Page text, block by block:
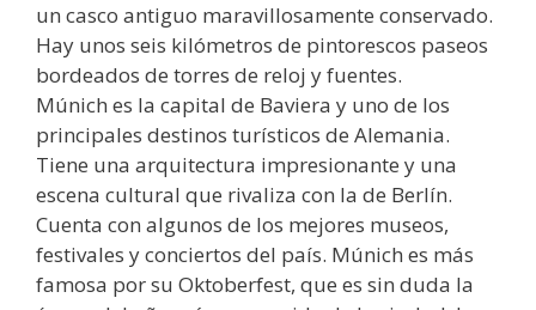
un casco antiguo maravillosamente conservado.
Hay unos seis kilómetros de pintorescos paseos
bordeados de torres de reloj y fuentes.
Múnich es la capital de Baviera y uno de los
principales destinos turísticos de Alemania.
Tiene una arquitectura impresionante y una
escena cultural que rivaliza con la de Berlín.
Cuenta con algunos de los mejores museos,
festivales y conciertos del país. Múnich es más
famosa por su Oktoberfest, que es sin duda la